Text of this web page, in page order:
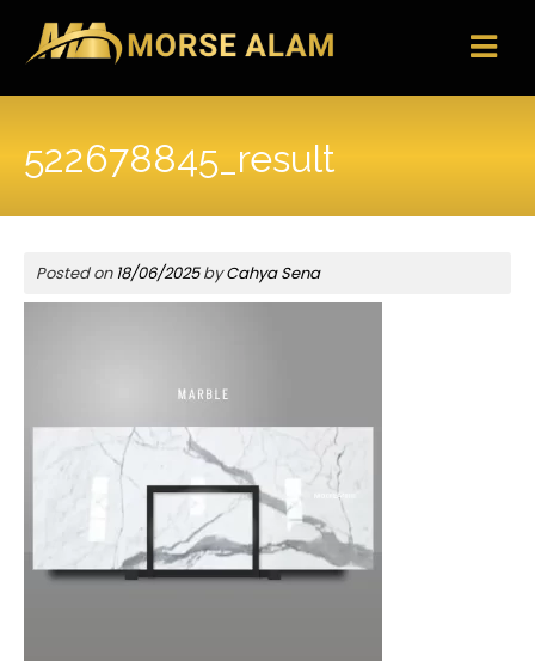
content
522678845_result
Posted on18/06/2025byCahya Sena